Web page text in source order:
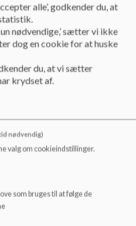
med årgangsteamet, foretager
og sociale hensyn i
principper for
klasser
som mulig
tilrettelægger et forløb, hvor elever og
alle’, godkender du, at
nødvendige,’ sætter vi ikke
dog en cookie for at huske
du, at vi sætter
krydset af.
nødvendig)
valg om cookieindstillinger.
som bruges til at følge de